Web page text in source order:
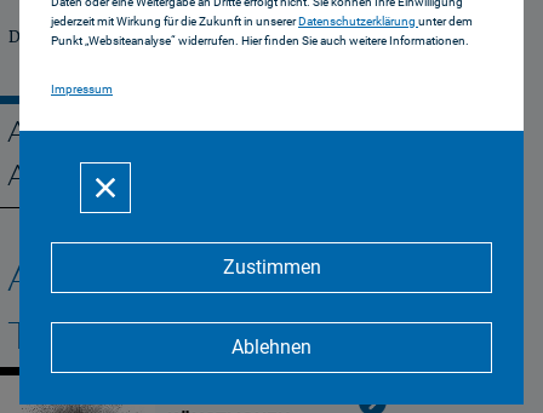
jederzeit mit Wirkung für die Zukunft in unsererDatenschutzerklärung unter dem
Punkt „Websiteanalyse“ widerrufen. Hier finden Sie auch weitere Informationen.
Impressum
Zustimmen
Ablehnen
Das Magazin der Bayerischen Landeszentrale für
AUSGABE 02/17:
ALGORITHMEN
Alle Artikel zum
Thema